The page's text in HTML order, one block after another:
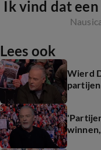
Ik vind dat
Lees ook
Wierd
partijen